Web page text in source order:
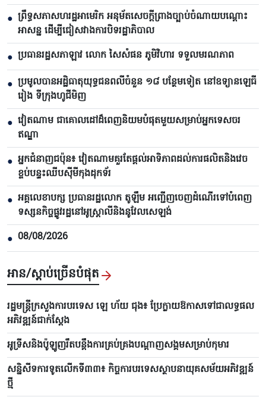
● ព្រឹទ្ធសភាសហរដ្ឋអាមេរិក អនុម័តសេចក្តីព្រាងច្បាប់ចំណាយបណ្តោះ
អាសន្ន ដើម្បីជៀសវាងការបិទរដ្ឋាភិបាល
● ប្រធានរដ្ឋសភាឡាវ លោក សៃសំផន ភូមិវិហារ ទទួលមរណភាព
● ប្រមូលបានអដ្ឋិធាតុយុទ្ធជនពលីចំនួន ១៨ បន្ថែមទៀត នៅឧទ្យានឡេធី
រៀង ទីក្រុងហូជីមិញ
● វៀតណាម ជាគោលដៅដ៏ពេញនិយមបំផុតមួយសម្រាប់អ្នកទេសចរ
ឥណ្ឌា
● អ្នកជំនាញជប៉ុន៖ វៀតណាមគួរតែផ្តល់អាទិភាពដល់ការផលិតនិងវេច
ខ្ចប់បន្ទះឈីបស៊ីមីកុងដុកទ័រ
● អគ្គលេខាបក្ស ប្រធានរដ្ឋលោក តូឡឹម អញ្ជើញចេញដំណើរទៅបំពេញ
ទស្សនកិច្ចផ្លូវរដ្ឋនៅអូស្ត្រាលីនិងនូវែលសេឡង់
● 08/08/2026
អាន/ស្តាប់ច្រើនបំផុត
រដ្ឋមន្ត្រីក្រសួងការបរទេស ឡេ ហ័យ ជុង៖ ប្រែក្លាយឱកាសទៅជាលទ្ធផល
អភិវឌ្ឍន៍ជាក់ស្តែង
អូទ្រីសនិងប៉ូឡូញរឹតបន្តឹងការគ្រប់គ្រងបណ្តាញសង្គមសម្រាប់កុមារ
សន្និសីទការទូតលើកទី៣៣៖ កិច្ចការបរទេសស្ថាបនាយុគសម័យអភិវឌ្ឍន៍
ថ្មី